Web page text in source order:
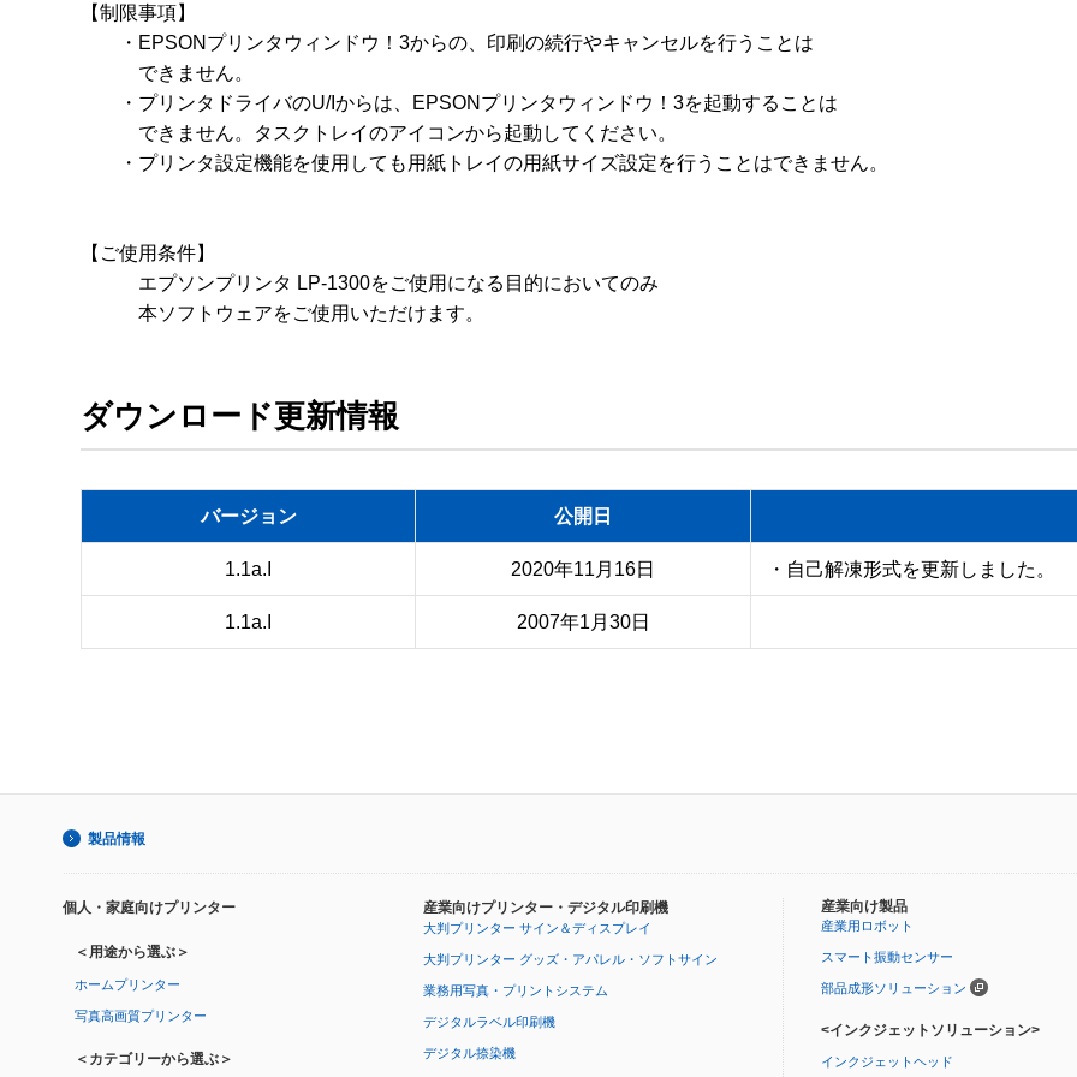
【制限事項】
・EPSONプリンタウィンドウ！3からの、印刷の続行やキャンセルを行うことは
できません。
・プリンタドライバのU/Iからは、EPSONプリンタウィンドウ！3を起動することは
できません。タスクトレイのアイコンから起動してください。
・プリンタ設定機能を使用しても用紙トレイの用紙サイズ設定を行うことはできません。
【ご使用条件】
エプソンプリンタ LP-1300をご使用になる目的においてのみ
ダウンロード更新情報
バージョン 公開日
1.1a.I 2020年11月16日 ・自己解凍形式を更新しました。
1.1a.I 2007年1月30日
製品情報
個人・家庭向けプリンター
＜用途から選ぶ＞
ホームプリンター
写真高画質プリンター
＜カテゴリーから選ぶ＞
産業向けプリンター・デジタル印刷機
大判プリンター サイン＆ディスプレイ
大判プリンター グッズ・アパレル・ソフトサイン
業務用写真・プリントシステム
デジタルラベル印刷機
デジタル捺染機
産業向け製品
産業用ロボット
スマート振動センサー
部品成形ソリューション
<インクジェットソリューション>
インクジェットヘッド